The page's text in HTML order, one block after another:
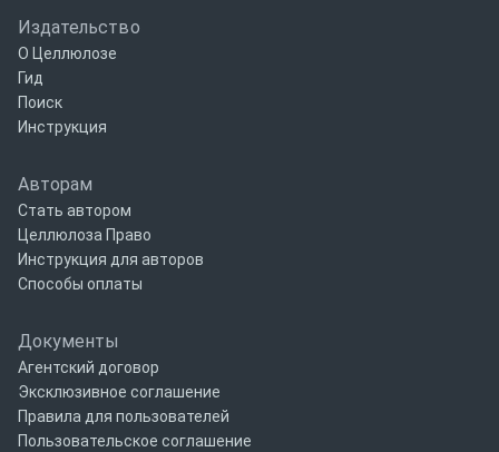
Издательство
О Целлюлозе
Гид
Поиск
Инструкция
Авторам
Стать автором
Целлюлоза Право
Инструкция для авторов
Способы оплаты
Документы
Агентский договор
Эксклюзивное соглашение
Правила для пользователей
Пользовательское соглашение